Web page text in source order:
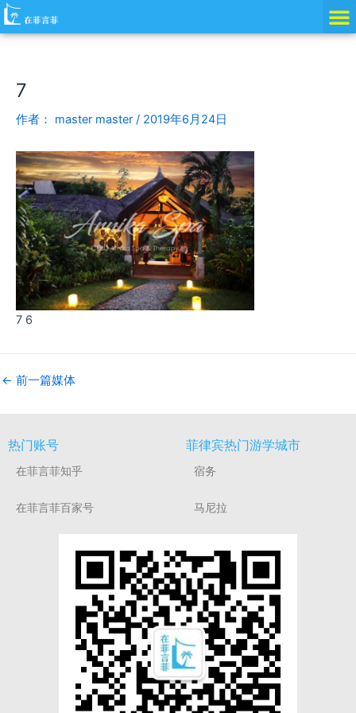
跳
至
7
作者： master master / 2019年6月24日
7 6
Post
navigation
← 前一篇媒体
热门账号
在菲言菲知乎
在菲言菲百家号
菲律宾热门游学城市
宿务
马尼拉